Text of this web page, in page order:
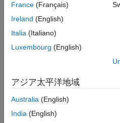
that
contain
the
value
matrix?
If
you
France (Français)
Ireland (English)
Italia (Italiano)
Luxembourg (English)
アジア太平洋地域
Australia (English)
India (English)